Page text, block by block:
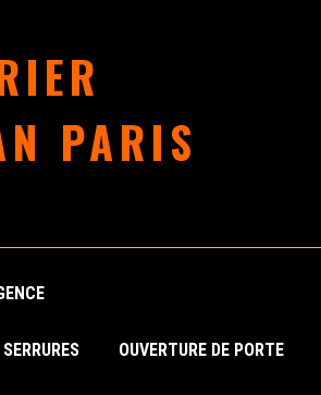
PARIS
OUVERTURE DE PORTE